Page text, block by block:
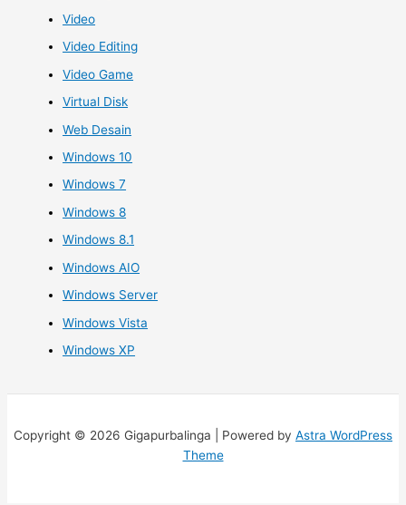
Video
Video Editing
Video Game
Virtual Disk
Web Desain
Windows 10
Windows 7
Windows 8
Windows 8.1
Windows AIO
Windows Server
Windows Vista
Windows XP
Copyright © 2026 Gigapurbalinga | Powered by Astra WordPress
Theme